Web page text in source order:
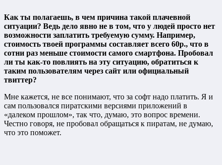
Как ты полагаешь, в чем причина такой плачевной
ситуации? Ведь дело явно не в том, что у людей просто нет
возможности заплатить требуемую сумму. Например,
стоимость твоей программы составляет всего 60р., что в
сотни раз меньше стоимости самого смартфона. Пробовал
ли ты как-то повлиять на эту ситуацию, обратиться к
таким пользователям через сайт или официальный
твиттер?
Мне кажется, не все понимают, что за софт надо платить. Я и
сам пользовался пиратскими версиями приложений в
«далеком прошлом», так что, думаю, это вопрос времени.
Честно говоря, не пробовал обращаться к пиратам, не думаю,
что это поможет.